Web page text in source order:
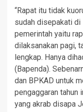
“Rapat itu tidak
sudah disepakati di
pemerintah yaitu
dilaksanakan pagi,
lengkap. Hanya
(Bapenda).
dan BPKAD untuk
pengaggaran tahun
yang akrab disapa